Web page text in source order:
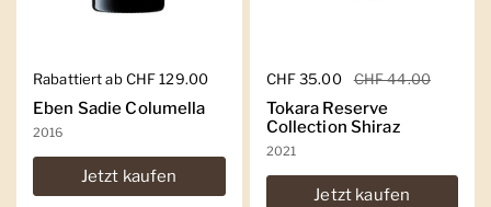
Regulärer Preis
Rabattiert ab CHF 129.00
Eben Sadie Columella
2016
Jetzt kaufen
Regulärer Preis
CHF 35.00 Sale-Preis
CHF 44.00
Tokara Reserve
Collection Shiraz
2021
Jetzt kaufen